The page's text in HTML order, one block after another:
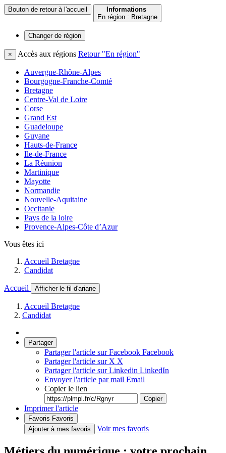
Bouton de retour à l'accueil
Informations
En région : Bretagne
Changer de région
× Accès aux régions Retour "En région"
Auvergne-Rhône-Alpes
Bourgogne-Franche-Comté
Bretagne
Centre-Val de Loire
Corse
Grand Est
Guadeloupe
Guyane
Hauts-de-France
Ile-de-France
La Réunion
Martinique
Mayotte
Normandie
Nouvelle-Aquitaine
Occitanie
Pays de la loire
Provence-Alpes-Côte d’Azur
Vous êtes ici
Accueil Bretagne
Candidat
Accueil Afficher le fil d'ariane
Accueil Bretagne
Candidat
Partager
Partager l'article sur Facebook Facebook
Partager l'article sur X X
Partager l'article sur Linkedin LinkedIn
Envoyer l'article par mail Email
Copier le lien
Copier
Imprimer l'article
Favoris Favoris
Ajouter à mes favoris
Voir mes favoris